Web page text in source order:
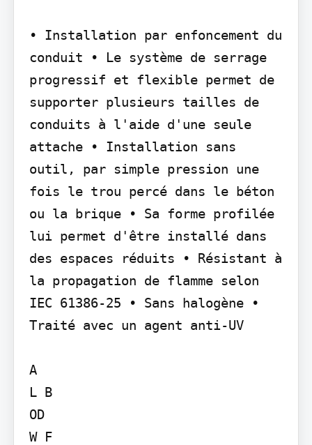
• Installation par enfoncement du
conduit • Le système de serrage
progressif et flexible permet de
supporter plusieurs tailles de
conduits à l'aide d'une seule
attache • Installation sans
outil, par simple pression une
fois le trou percé dans le béton
ou la brique • Sa forme profilée
lui permet d'être installé dans
des espaces réduits • Résistant à
la propagation de flamme selon
IEC 61386-25 • Sans halogène •
Traité avec un agent anti-UV
A
L B
OD
W F